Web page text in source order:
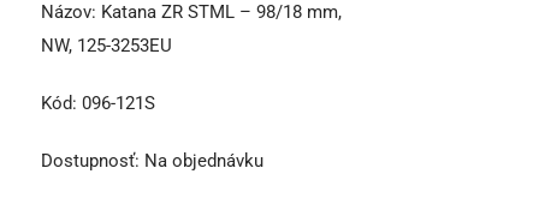
Názov: Katana ZR STML – 98/18 mm,
NW, 125-3253EU
Kód: 096-121S
Dostupnosť: Na objednávku